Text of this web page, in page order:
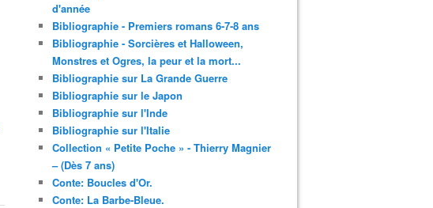
d'année
Bibliographie - Premiers romans 6-7-8 ans
Bibliographie - Sorcières et Halloween,
Monstres et Ogres, la peur et la mort...
Bibliographie sur La Grande Guerre
Bibliographie sur le Japon
Bibliographie sur l'Inde
Bibliographie sur l'Italie
Collection « Petite Poche » - Thierry Magnier
– (Dès 7 ans)
Conte: Boucles d'Or.
Conte: La Barbe-Bleue.